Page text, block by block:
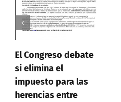
El Congreso debate
si elimina el
impuesto para las
herencias entre